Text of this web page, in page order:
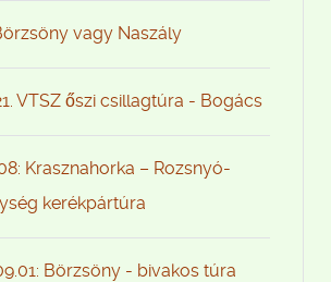
vagy Naszály
VTSZ őszi csillagtúra - Bogács
Krasznahorka – Rozsnyó-
kerékpártúra
Börzsöny - bivakos túra